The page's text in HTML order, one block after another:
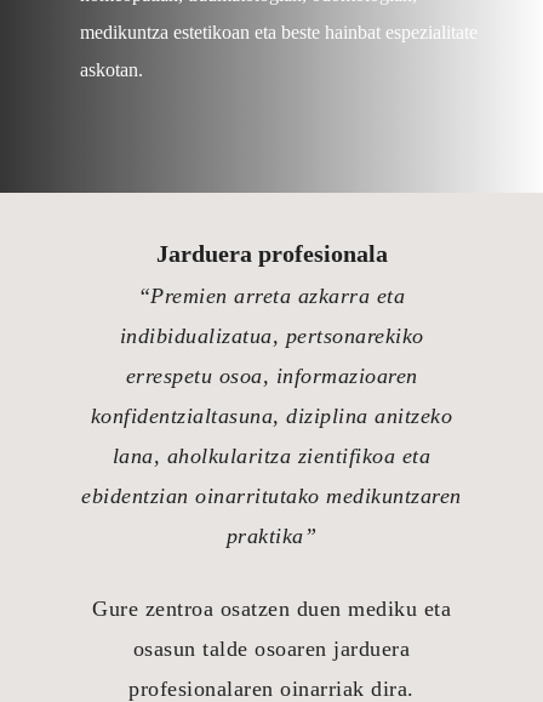
medikuntza estetikoan eta beste hainbat espezialitate
askotan.
Jarduera profesionala
“Premien arreta azkarra eta
indibidualizatua, pertsonarekiko
errespetu osoa, informazioaren
konfidentzialtasuna, diziplina anitzeko
lana, aholkularitza zientifikoa eta
ebidentzian oinarritutako medikuntzaren
praktika”
Gure zentroa osatzen duen mediku eta
osasun talde osoaren jarduera
profesionalaren oinarriak dira.